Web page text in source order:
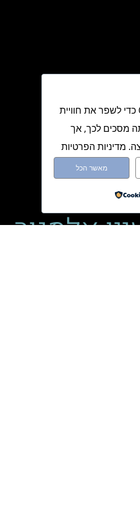
אלמגור
אתר זה משתמש בקובצי Cookie כדי לשפר את חוויית
מסכים לכך, אך
מדיניות הפרטיות
מאשר הכל